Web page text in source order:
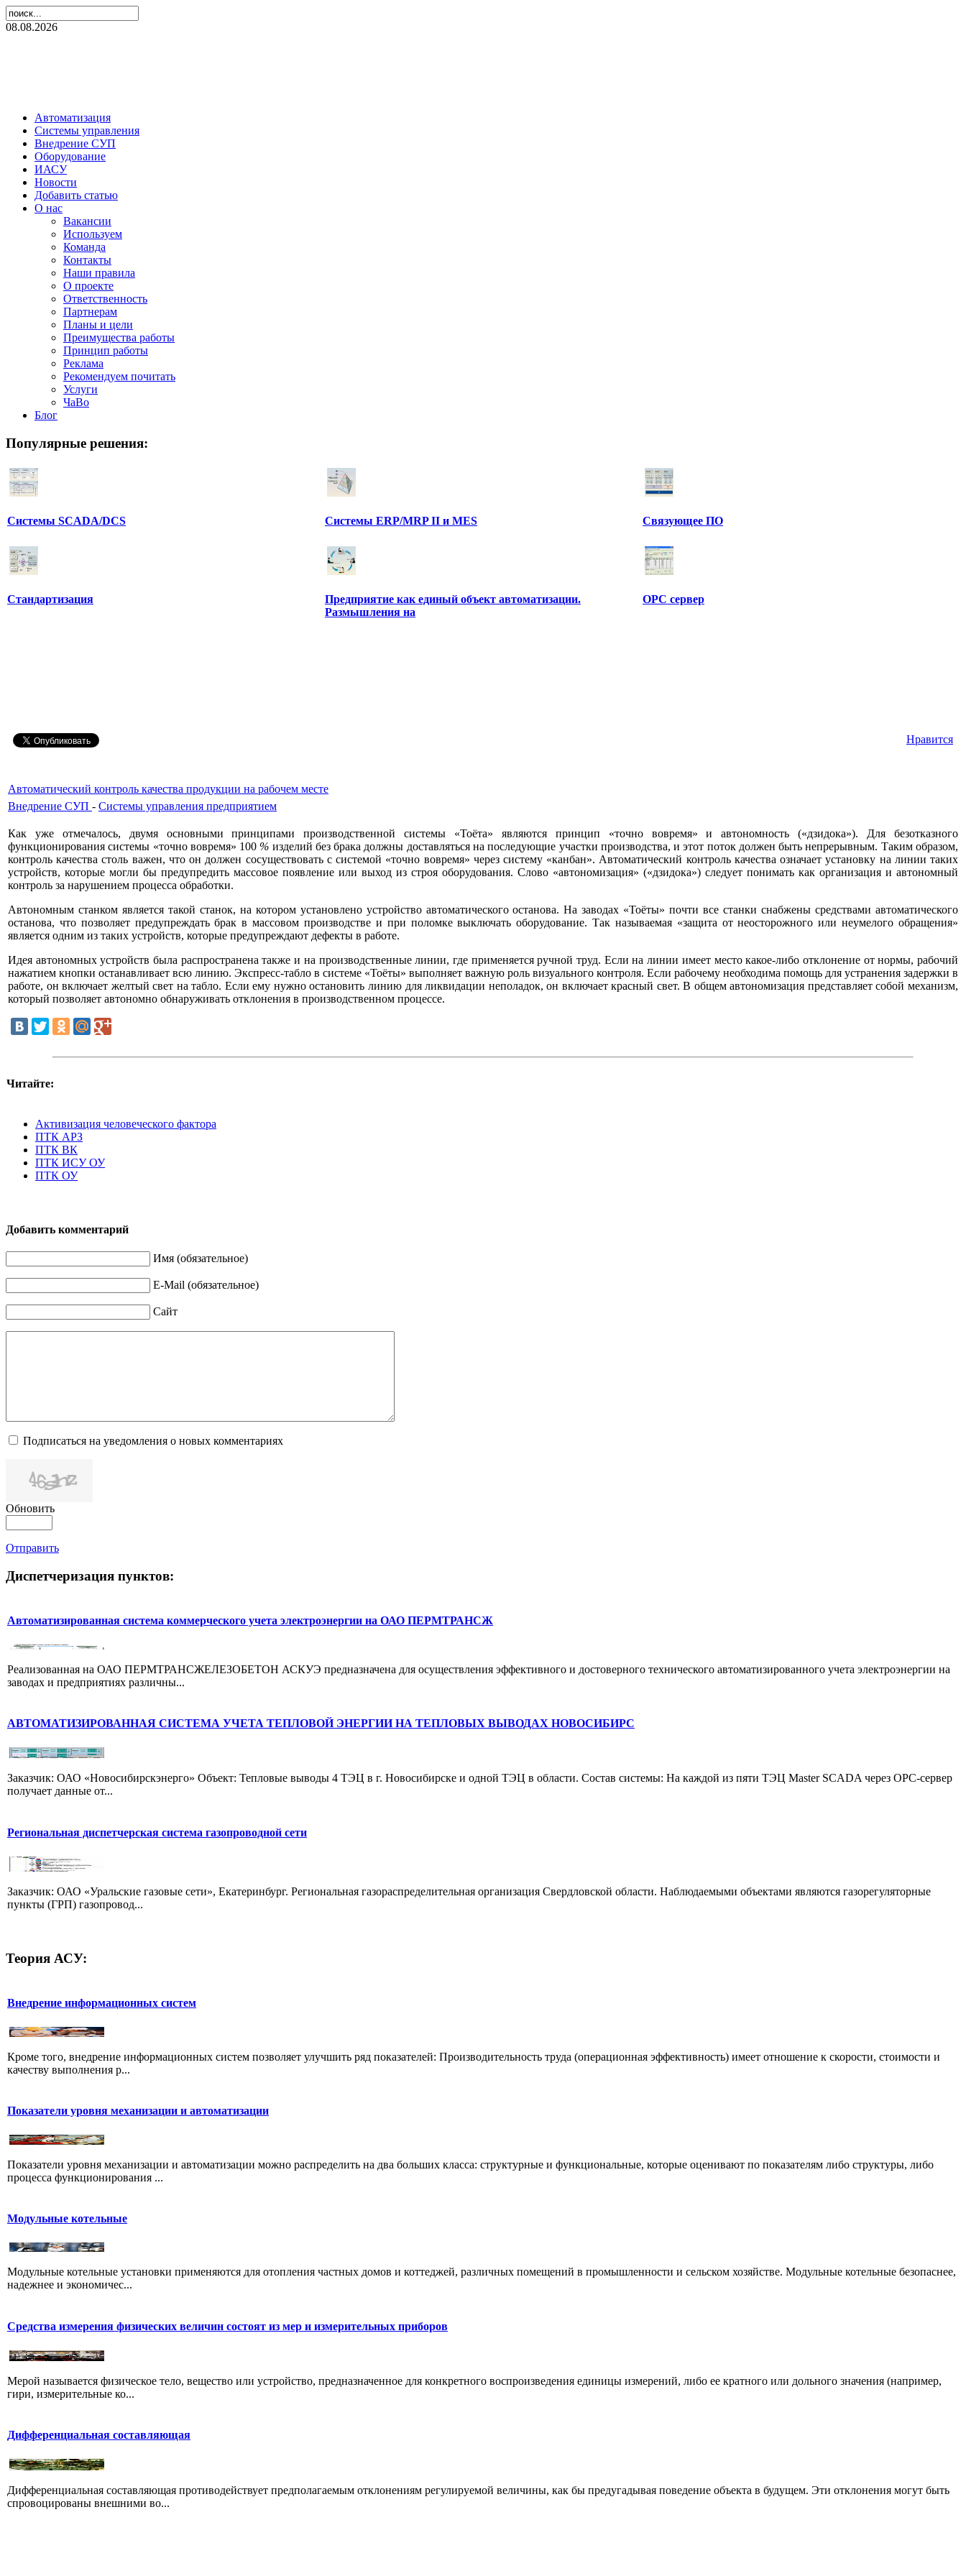
08.08.2026
Автоматизация
Системы управления
Внедрение СУП
Оборудование
ИАСУ
Новости
Добавить статью
О нас
Вакансии
Используем
Команда
Контакты
Наши правила
О проекте
Ответственность
Партнерам
Планы и цели
Преимущества работы
Принцип работы
Реклама
Рекомендуем почитать
Услуги
ЧаВо
Блог
Популярные решения:
Системы SCADA/DCS Системы ERP/MRP II и MES Связующее ПО
Стандартизация
Предприятие как единый объект автоматизации.
Размышления на
OPC сервер
Нравится
Автоматический контроль качества продукции на рабочем месте
Внедрение СУП - Системы управления предприятием
Как уже отмечалось, двумя основными принципами производственной системы «Тоёта» являются принцип «точно вовремя» и автономность («дзидока»). Для безотказного
функционирования системы «точно вовремя» 100 % изделий без брака должны доставляться на последующие участки производства, и этот поток должен быть непрерывным. Таким образом,
контроль качества столь важен, что он должен сосуществовать с системой «точно вовремя» через систему «канбан». Автоматический контроль качества означает установку на линии таких
устройств, которые могли бы предупредить массовое появление или выход из строя оборудования. Слово «автономизация» («дзидока») следует понимать как организация и автономный
контроль за нарушением процесса обработки.
Автономным станком является такой станок, на котором установлено устройство автоматического останова. На заводах «Тоёты» почти все станки снабжены средствами автоматического
останова, что позволяет предупреждать брак в массовом производстве и при поломке выключать оборудование. Так называемая «защита от неосторожного или неумелого обращения»
является одним из таких устройств, которые предупреждают дефекты в работе.
Идея автономных устройств была распространена также и на производственные линии, где применяется ручной труд. Если на линии имеет место какое-либо отклонение от нормы, рабочий
нажатием кнопки останавливает всю линию. Экспресс-табло в системе «Тоёты» выполняет важную роль визуального контроля. Если рабочему необходима помощь для устранения задержки в
работе, он включает желтый свет на табло. Если ему нужно остановить линию для ликвидации неполадок, он включает красный свет. В общем автономизация представляет собой механизм,
который позволяет автономно обнаруживать отклонения в производственном процессе.
Читайте:
Активизация человеческого фактора
ПТК АРЗ
ПТК ВК
ПТК ИСУ ОУ
ПТК ОУ
Добавить комментарий
Имя (обязательное)
E-Mail (обязательное)
Сайт
Подписаться на уведомления о новых комментариях
Обновить
Отправить
Диспетчеризация пунктов:
Автоматизированная система коммерческого учета электроэнергии на ОАО ПЕРМТРАНСЖ
Реализованная на ОАО ПЕРМТРАНСЖЕЛЕЗОБЕТОН АСКУЭ предназначена для осуществления эффективного и достоверного технического автоматизированного учета электроэнергии на
заводах и предприятиях различны...
АВТОМАТИЗИРОВАННАЯ СИСТЕМА УЧЕТА ТЕПЛОВОЙ ЭНЕРГИИ НА ТЕПЛОВЫХ ВЫВОДАХ НОВОСИБИРС
Заказчик: ОАО «Новосибирскэнерго» Объект: Тепловые выводы 4 ТЭЦ в г. Новосибирске и одной ТЭЦ в области. Состав системы: На каждой из пяти ТЭЦ Master SCADA через ОРС-сервер
получает данные от...
Региональная диспетчерская система газопроводной сети
Заказчик: ОАО «Уральские газовые сети», Екатеринбург. Региональная газораспределительная организация Свердловской области. Наблюдаемыми объектами являются газорегуляторные
пункты (ГРП) газопровод...
Теория АСУ:
Внедрение информационных систем
Кроме того, внедрение информационных систем позволяет улучшить ряд показателей: Производительность труда (операционная эффективность) имеет отношение к скорости, стоимости и
качеству выполнения р...
Показатели уровня механизации и автоматизации
Показатели уровня механизации и автоматизации можно распределить на два больших класса: структурные и функциональные, которые оценивают по показателям либо структуры, либо
процесса функционирования ...
Модульные котельные
Модульные котельные установки применяются для отопления частных домов и коттеджей, различных помещений в промышленности и сельском хозяйстве. Модульные котельные безопаснее,
надежнее и экономичес...
Средства измерения физических величин состоят из мер и измерительных приборов
Мерой называется физическое тело, вещество или устройство, предназначенное для конкретного воспроизведения единицы измерений, либо ее кратного или дольного значения (например,
гири, измерительные ко...
Дифференциальная составляющая
Дифференциальная составляющая противодействует предполагаемым отклонениям регулируемой величины, как бы предугадывая поведение объекта в будущем. Эти отклонения могут быть
спровоцированы внешними во...